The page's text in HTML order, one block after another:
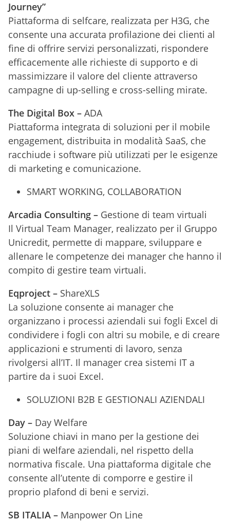
Journey”
Piattaforma di selfcare, realizzata per H3G, che
consente una accurata profilazione dei clienti al
fine di offrire servizi personalizzati, rispondere
efficacemente alle richieste di supporto e di
massimizzare il valore del cliente attraverso
campagne di up-selling e cross-selling mirate.
The Digital Box – ADA
Piattaforma integrata di soluzioni per il mobile
engagement, distribuita in modalità SaaS, che
racchiude i software più utilizzati per le esigenze
di marketing e comunicazione.
SMART WORKING, COLLABORATION
Arcadia Consulting – Gestione di team virtuali
Il Virtual Team Manager, realizzato per il Gruppo
Unicredit, permette di mappare, sviluppare e
allenare le competenze dei manager che hanno il
compito di gestire team virtuali.
Eqproject – ShareXLS
La soluzione consente ai manager che
organizzano i processi aziendali sui fogli Excel di
condividere i fogli con altri su mobile, e di creare
applicazioni e strumenti di lavoro, senza
rivolgersi all’IT. Il manager crea sistemi IT a
partire da i suoi Excel.
SOLUZIONI B2B E GESTIONALI AZIENDALI
Day – Day Welfare
Soluzione chiavi in mano per la gestione dei
piani di welfare aziendali, nel rispetto della
normativa fiscale. Una piattaforma digitale che
consente all’utente di comporre e gestire il
proprio plafond di beni e servizi.
SB ITALIA – Manpower On Line